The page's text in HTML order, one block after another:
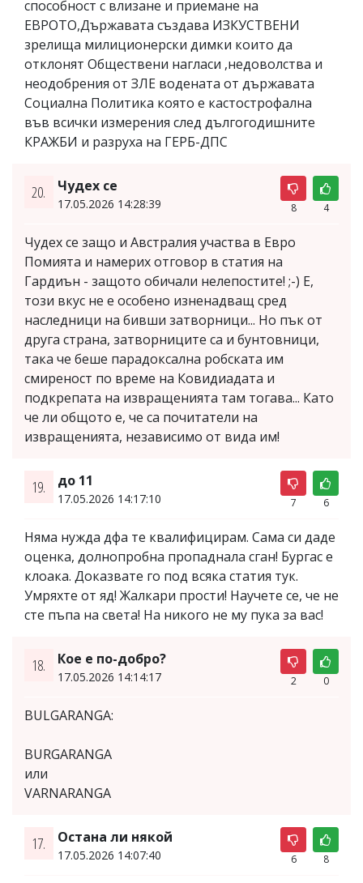
способност с влизане и приемане на
ЕВРОТО,Държавата създава ИЗКУСТВЕНИ
зрелища милиционерски димки които да
отклонят Обществени нагласи ,недоволства и
неодобрения от ЗЛЕ водената от държавата
Социална Политика която е кастострофална
във всички измерения след дългогодишните
КРАЖБИ и разруха на ГЕРБ-ДПС
20. Чудех се
17.05.2026 14:28:39 8 4
Чудех се защо и Австралия участва в Евро
Помията и намерих отговор в статия на
Гардиън - защото обичали нелепостите! ;-) Е,
този вкус не е особено изненадващ сред
наследници на бивши затворници... Но пък от
друга страна, затворниците са и бунтовници,
така че беше парадоксална робската им
смиреност по време на Ковидиадата и
подкрепата на извращенията там тогава... Като
че ли общото е, че са почитатели на
извращенията, независимо от вида им!
19. до 11
17.05.2026 14:17:10 7 6
Няма нужда дфа те квалифицирам. Сама си даде
оценка, долнопробна пропаднала сган! Бургас е
клоака. Доказвате го под всяка статия тук.
Умряхте от яд! Жалкари прости! Научете се, че не
сте пъпа на света! На никого не му пука за вас!
18. Кое е по-добро?
17.05.2026 14:14:17 2 0
BULGARANGA:
BURGARANGA
или
VARNARANGA
17. Остана ли някой
17.05.2026 14:07:40 6 8